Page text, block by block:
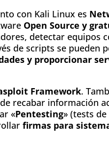
con Kali Linux es
Open Source y
detectar equipos
de scripts se pueden
y proporcionar
Framework.
recabar información
«Pentesting» (tests
firmas para